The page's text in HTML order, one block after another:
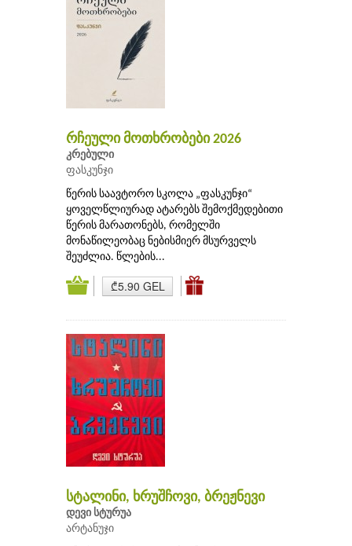
რჩეული მოთხრობები 2026
კრებული
ფასკუნჯი
წერის საავტორო სკოლა „ფასკუნჯი“
ყოველწლიურად ატარებს შემოქმედებითი
წერის მარათონებს, რომელში
მონაწილეობაც ნებისმიერ მსურველს
შეუძლია. წლების...
₾5.90 GEL
სტალინი, ხრუშჩოვი, ბრეჟნევი
დევი სტურუა
არტანუჯი